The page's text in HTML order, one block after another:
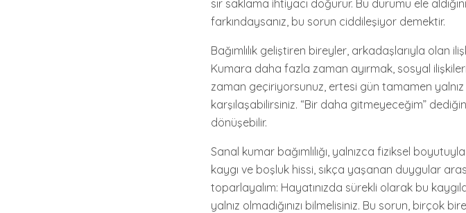
sır saklama ihtiyacı doğurur. Bu durumu ele
farkındaysanız, bu sorun ciddileşiyor demektir.
Bağımlılık geliştiren bireyler, arkadaşlarıyla olan
Kumara daha fazla zaman ayırmak, sosyal
zaman geçiriyorsunuz, ertesi gün tamamen
karşılaşabilirsiniz. “Bir daha gitmeyeceğim”
dönüşebilir.
Sanal kumar bağımlılığı, yalnızca fiziksel
kaygı ve boşluk hissi, sıkça yaşanan duygular
toparlayalım: Hayatınızda sürekli olarak bu
yalnız olmadığınızı bilmelisiniz. Bu sorun, birçok